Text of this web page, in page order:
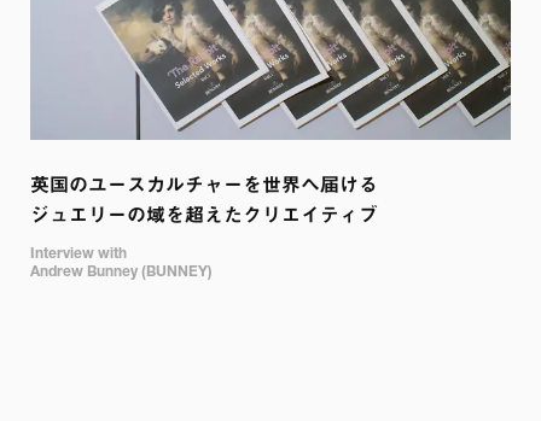
英国のユースカルチャーを世界へ届ける
ジュエリーの域を超えたクリエイティブ
Interview with
Andrew Bunney (BUNNEY)